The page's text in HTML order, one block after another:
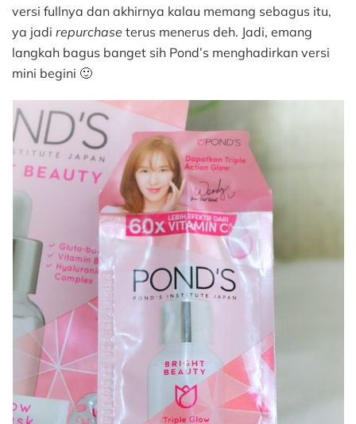
versi fullnya dan akhirnya kalau memang sebagus itu,
ya jadi repurchase terus menerus deh. Jadi, emang
langkah bagus banget sih Pond’s menghadirkan versi
mini begini 🙂